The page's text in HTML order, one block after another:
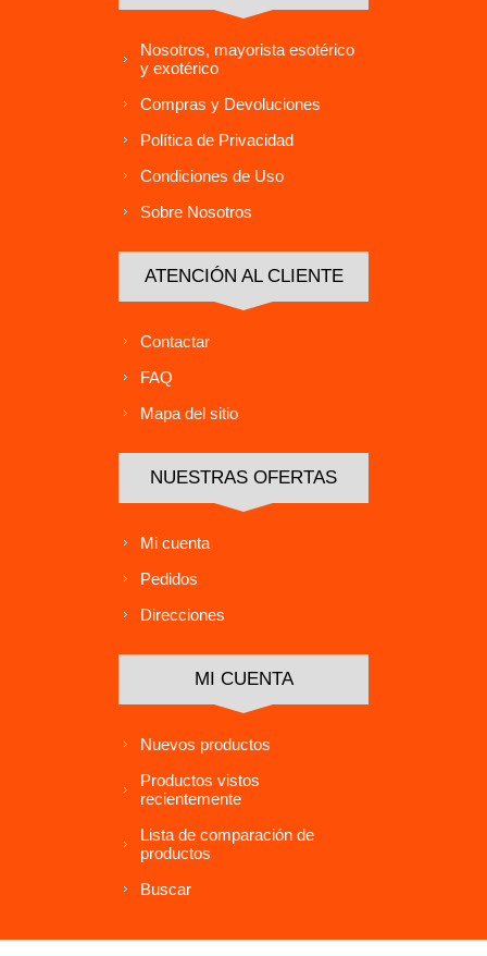
Nosotros, mayorista esotérico
y exotérico
Compras y Devoluciones
Política de Privacidad
Condiciones de Uso
Sobre Nosotros
ATENCIÓN AL CLIENTE
Contactar
FAQ
Mapa del sitio
NUESTRAS OFERTAS
Mi cuenta
Pedidos
Direcciones
MI CUENTA
Nuevos productos
Productos vistos
recientemente
Lista de comparación de
productos
Buscar